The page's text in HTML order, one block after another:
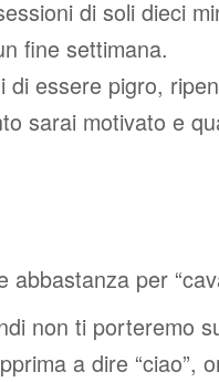
di soli dieci
fine settimana.
di essere pigro,
sarai motivato e
abbastanza per
non ti porteremo
a dire “ciao”,